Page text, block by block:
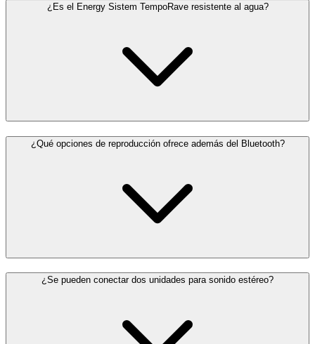
¿Es el Energy Sistem TempoRave resistente al agua?
¿Qué opciones de reproducción ofrece además del Bluetooth?
¿Se pueden conectar dos unidades para sonido estéreo?